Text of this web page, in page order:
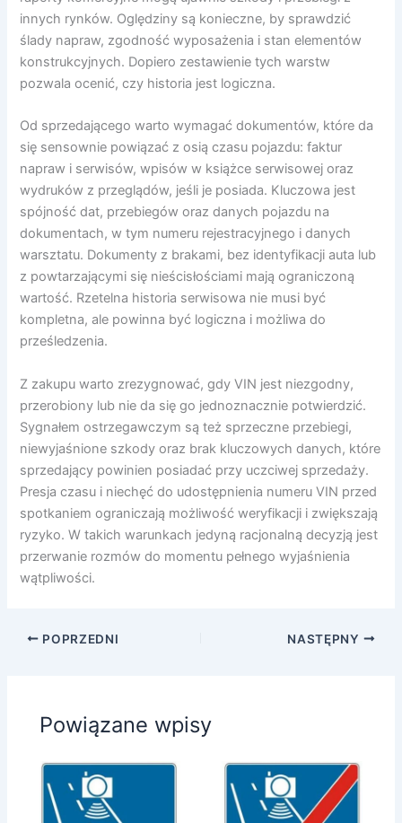
innych rynków. Oględziny są konieczne, by sprawdzić
ślady napraw, zgodność wyposażenia i stan elementów
konstrukcyjnych. Dopiero zestawienie tych warstw
pozwala ocenić, czy historia jest logiczna.
Od sprzedającego warto wymagać dokumentów, które da
się sensownie powiązać z osią czasu pojazdu: faktur
napraw i serwisów, wpisów w książce serwisowej oraz
wydruków z przeglądów, jeśli je posiada. Kluczowa jest
spójność dat, przebiegów oraz danych pojazdu na
dokumentach, w tym numeru rejestracyjnego i danych
warsztatu. Dokumenty z brakami, bez identyfikacji auta lub
z powtarzającymi się nieścisłościami mają ograniczoną
wartość. Rzetelna historia serwisowa nie musi być
kompletna, ale powinna być logiczna i możliwa do
prześledzenia.
Z zakupu warto zrezygnować, gdy VIN jest niezgodny,
przerobiony lub nie da się go jednoznacznie potwierdzić.
Sygnałem ostrzegawczym są też sprzeczne przebiegi,
niewyjaśnione szkody oraz brak kluczowych danych, które
sprzedający powinien posiadać przy uczciwej sprzedaży.
Presja czasu i niechęć do udostępnienia numeru VIN przed
spotkaniem ograniczają możliwość weryfikacji i zwiększają
ryzyko. W takich warunkach jedyną racjonalną decyzją jest
przerwanie rozmów do momentu pełnego wyjaśnienia
wątpliwości.
POPRZEDNI NASTĘPNY
Powiązane wpisy